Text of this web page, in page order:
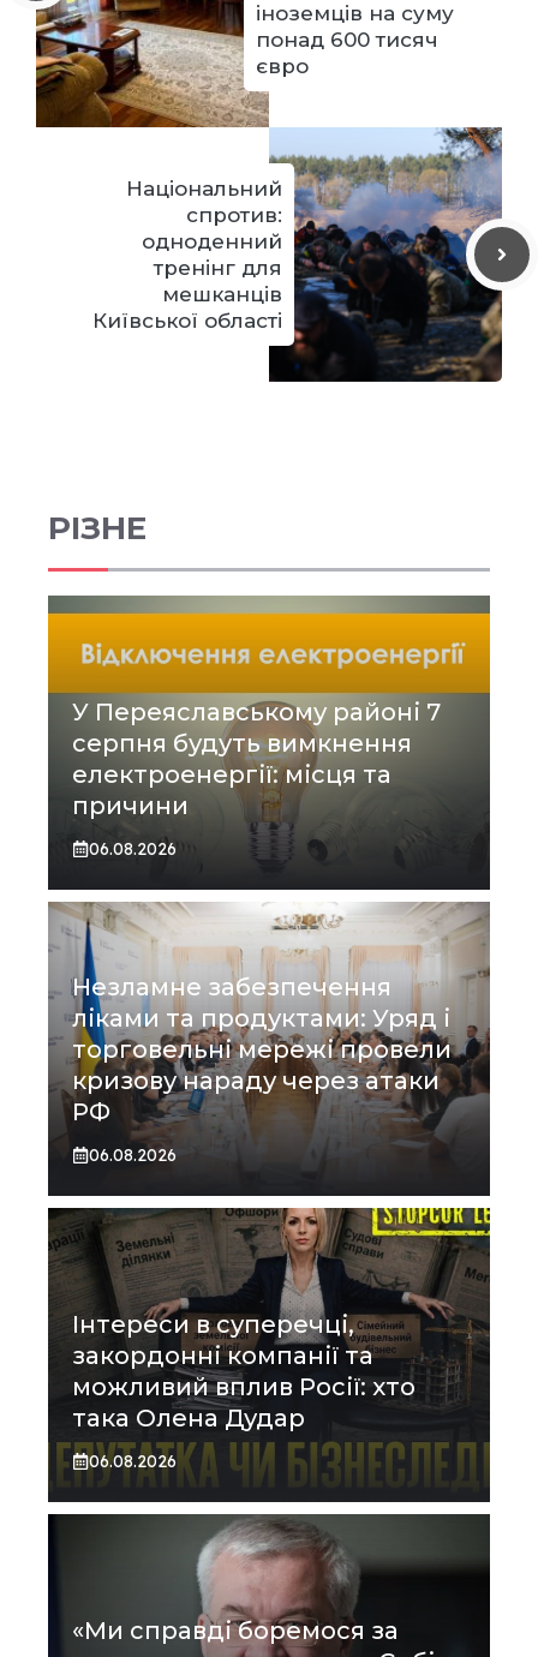
іноземців на суму
понад 600 тисяч
євро
Національний
спротив:
одноденний
тренінг для
мешканців
Київської області
РІЗНЕ
У Переяславському районі 7
серпня будуть вимкнення
електроенергії: місця та
причини
06.08.2026
Незламне забезпечення
ліками та продуктами: Уряд і
торговельні мережі провели
кризову нараду через атаки
РФ
06.08.2026
Інтереси в суперечці,
закордонні компанії та
можливий вплив Росії: хто
така Олена Дудар
06.08.2026
«Ми справді боремося за